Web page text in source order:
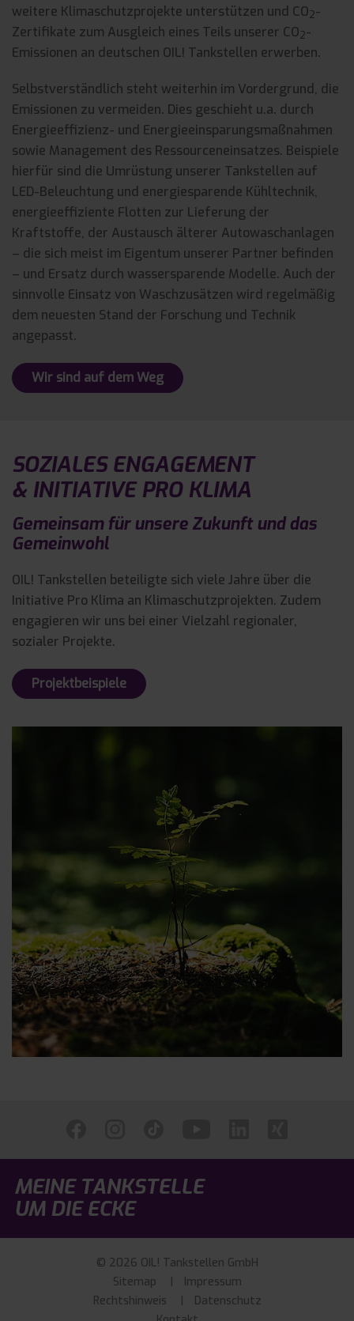
weitere Klimaschutzprojekte unterstützen und CO2-
Zertifikate zum Ausgleich eines Teils unserer CO2-
Emissionen an deutschen OIL! Tankstellen erwerben.
Selbstverständlich steht weiterhin im Vordergrund, die
Emissionen zu vermeiden. Dies geschieht u.a. durch
Energieeffizienz- und Energieeinsparungsmaßnahmen
sowie Management des Ressourceneinsatzes. Beispiele
hierfür sind die Umrüstung unserer Tankstellen auf
LED-Beleuchtung und energiesparende Kühltechnik,
energieeffiziente Flotten zur Lieferung der
Kraftstoffe, der Austausch älterer Autowaschanlagen
– die sich meist im Eigentum unserer Partner befinden
– und Ersatz durch wassersparende Modelle. Auch der
sinnvolle Einsatz von Waschzusätzen wird regelmäßig
dem neuesten Stand der Forschung und Technik
angepasst.
Wir sind auf dem Weg
SOZIALES ENGAGEMENT
& INITIATIVE PRO KLIMA
Gemeinsam für unsere Zukunft und das
Gemeinwohl
OIL! Tankstellen beteiligte sich viele Jahre über die
Initiative Pro Klima an Klimaschutzprojekten. Zudem
engagieren wir uns bei einer Vielzahl regionaler,
sozialer Projekte.
Projektbeispiele
MEINE TANKSTELLE
UM DIE ECKE
© 2026 OIL! Tankstellen GmbH
Sitemap
Impressum
Rechtshinweis
Datenschutz